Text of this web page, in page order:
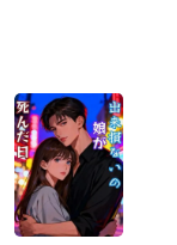
月ランキング
短編傑作